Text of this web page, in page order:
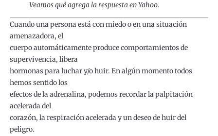
Veamos qué agrega la respuesta en Yahoo.
Cuando una persona está con miedo o en una situación
amenazadora, el
cuerpo automáticamente produce comportamientos de
supervivencia, libera
hormonas para luchar y/o huir. En algún momento todos
hemos sentido los
efectos de la adrenalina, podemos recordar la palpitación
acelerada del
corazón, la respiración acelerada y un deseo de huir del
peligro.